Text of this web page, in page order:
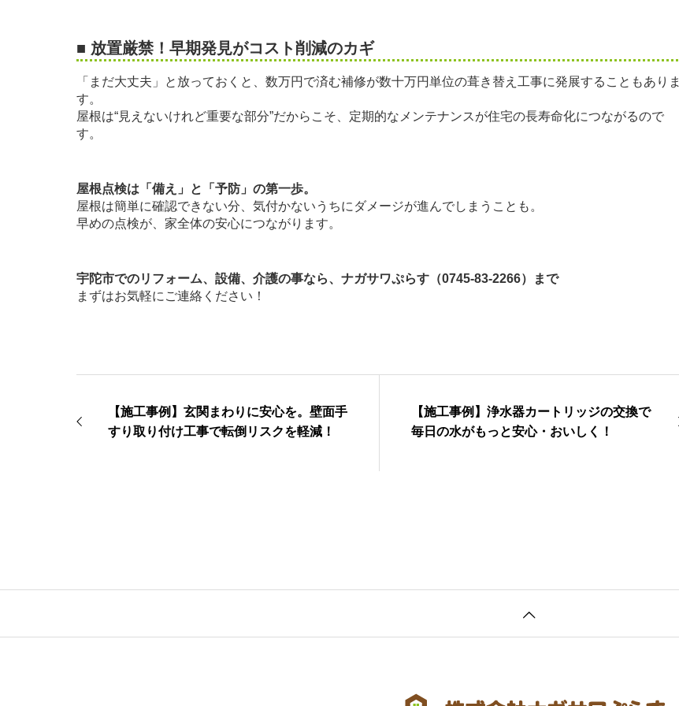
■ 放置厳禁！早期発見がコスト削減のカギ
「まだ大丈夫」と放っておくと、数万円で済む補修が数十万円単位の葺き替え工事に発展することもありま
す。
屋根は“見えないけれど重要な部分”だからこそ、定期的なメンテナンスが住宅の長寿命化につながるので
す。
屋根点検は「備え」と「予防」の第一歩。
屋根は簡単に確認できない分、気付かないうちにダメージが進んでしまうことも。
早めの点検が、家全体の安心につながります。
宇陀市でのリフォーム、設備、介護の事なら、ナガサワぷらす（0745-83-2266）まで
まずはお気軽にご連絡ください！
【施工事例】玄関まわりに安心を。壁面手
すり取り付け工事で転倒リスクを軽減！
【施工事例】浄水器カートリッジの交換で
毎日の水がもっと安心・おいしく！